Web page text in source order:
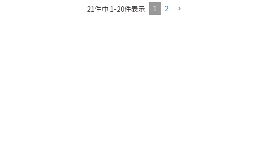
21件中 1-20件表示 1 2